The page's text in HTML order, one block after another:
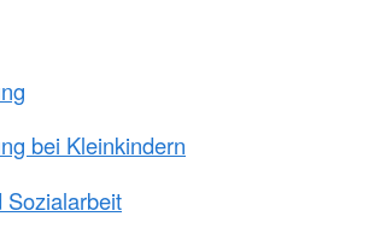
bei Kleinkindern
Sozialarbeit